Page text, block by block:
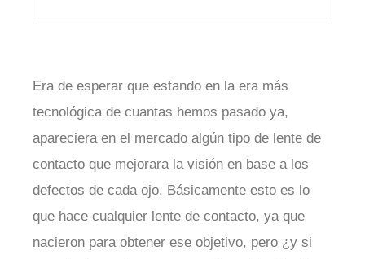
Era de esperar que estando en la era más
tecnológica de cuantas hemos pasado ya,
apareciera en el mercado algún tipo de lente de
contacto que mejorara la visión en base a los
defectos de cada ojo. Básicamente esto es lo
que hace cualquier lente de contacto, ya que
nacieron para obtener ese objetivo, pero ¿y si